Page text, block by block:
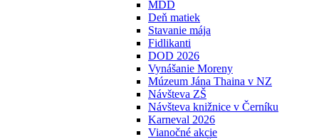
MDD
Deň matiek
Stavanie mája
Fidlikanti
DOD 2026
Vynášanie Moreny
Múzeum Jána Thaina v NZ
Návšteva ZŠ
Návšteva knižnice v Černíku
Karneval 2026
Vianočné akcie